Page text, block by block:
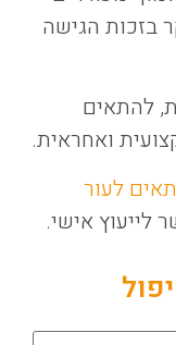
בזכות הגישה
להתאים
ואחראית.
לעור
לייעוץ אישי.